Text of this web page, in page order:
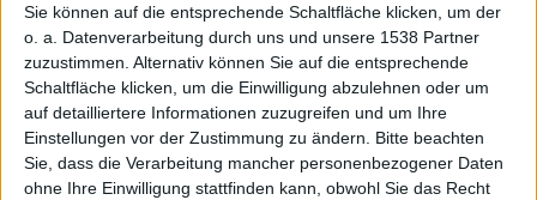
Sie können auf die entsprechende Schaltfläche klicken, um der
o. a. Datenverarbeitung durch uns und unsere 1538 Partner
zuzustimmen. Alternativ können Sie auf die entsprechende
Schaltfläche klicken, um die Einwilligung abzulehnen oder um
auf detailliertere Informationen zuzugreifen und um Ihre
Einstellungen vor der Zustimmung zu ändern. Bitte beachten
Sie, dass die Verarbeitung mancher personenbezogener Daten
ohne Ihre Einwilligung stattfinden kann, obwohl Sie das Recht
Baseband
01.59.00
Baseband 01.59.00 desiOS4.
Wie MuscleNerd via Twitter
mitteilte, gibt es erste Erfolge beim
Unlock des Baseband 01.59.00. Bis
zum funktionierenden Unlock sei es jedoch noch ein
weiter Weg.